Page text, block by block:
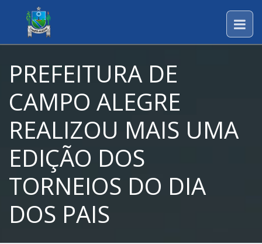
PREFEITURA DE
CAMPO ALEGRE
REALIZOU MAIS UMA
EDIÇÃO DOS
TORNEIOS DO DIA
DOS PAIS